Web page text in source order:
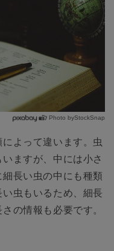
Photo byStockSnap
よって違います。虫
ますが、中には小さ
長い虫の中にも種類
虫もいるため、細長
の情報も必要です。